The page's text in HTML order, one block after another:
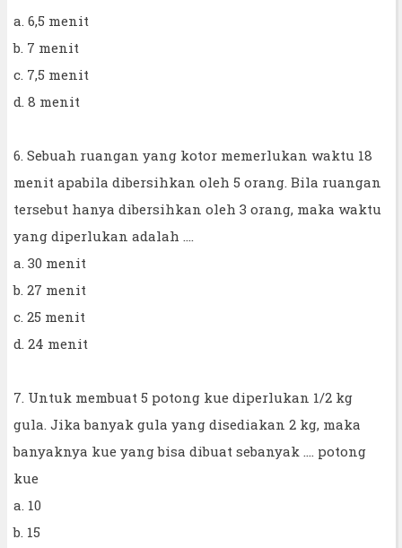
a. 6,5 menit
b. 7 menit
c. 7,5 menit
d. 8 menit
6. Sebuah ruangan yang kotor memerlukan waktu 18
menit apabila dibersihkan oleh 5 orang. Bila ruangan
tersebut hanya dibersihkan oleh 3 orang, maka waktu
yang diperlukan adalah ....
a. 30 menit
b. 27 menit
c. 25 menit
d. 24 menit
7. Untuk membuat 5 potong kue diperlukan 1/2 kg
gula. Jika banyak gula yang disediakan 2 kg, maka
banyaknya kue yang bisa dibuat sebanyak .... potong
kue
a. 10
b. 15